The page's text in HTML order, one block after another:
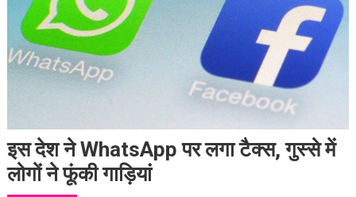
इस देश ने WhatsApp पर लगा टैक्स, गुस्से में
लोगों ने फूंकी गाड़ियां